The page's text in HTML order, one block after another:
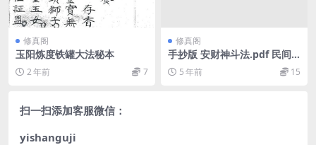
修真阁
玉阳炼度铁罐大法秘本
2 年前 7
修真阁
手抄版 安财神斗法.pdf 民间
符咒道家文化百度网盘下载
5 年前 15
扫一扫添加客服微信：
yishanguji